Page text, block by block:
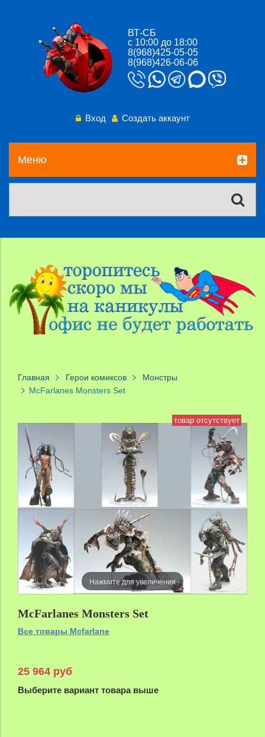
ВТ-СБ
с 10:00 до 18:00
8(968)425-05-05
8(968)426-06-06
Вход Создать аккаунт
Меню
Главная Герои комиксов
Монстры
McFarlanes Monsters Set
товар отсутствует
Нажмите для увеличения
McFarlanes Monsters Set
Все товары Mcfarlane
25 964 руб
Выберите вариант товара выше